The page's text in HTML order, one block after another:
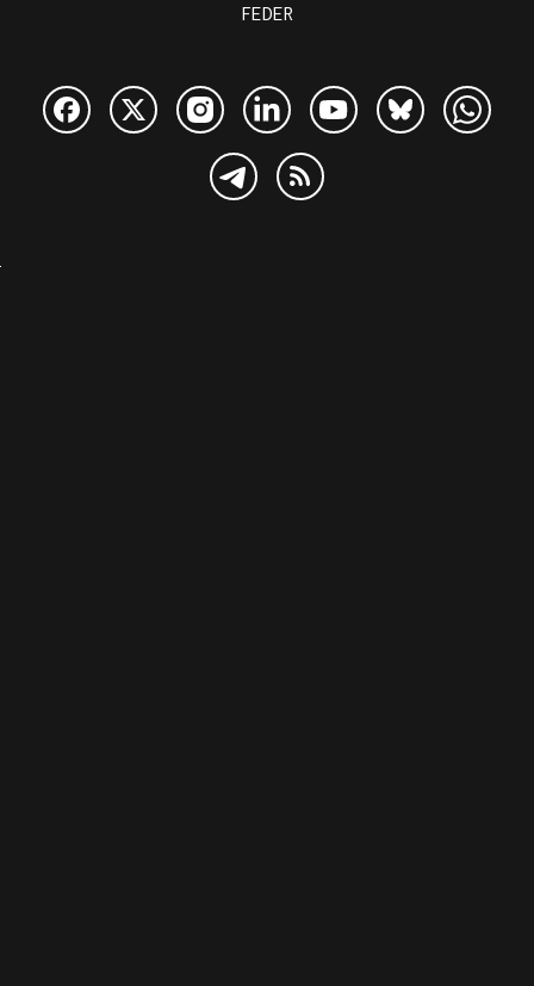
FEDER